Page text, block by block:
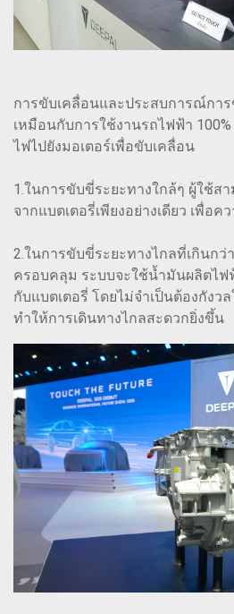
การขับเคลื่อนและประสบการณ์การ
เหมือนกับการใช้งานรถไฟฟ้า 100%
ไฟไปยังมอเตอร์เพื่อขับเคลื่อน
1.ในการขับขี่ระยะทางใกล้ๆ ผู้ใช้ส
จากแบตเตอรี่เพียงอย่างเดียว เพื่อค
2.ในการขับขี่ระยะทางไกลที่เกินกว่
ครอบคลุม ระบบจะใช้น้ำมันผลิตไฟ
กับแบตเตอรี่ โดยไม่จำเป็นต้องกังว
ทำให้การเดินทางไกลสะดวกยิ่งขึ้น